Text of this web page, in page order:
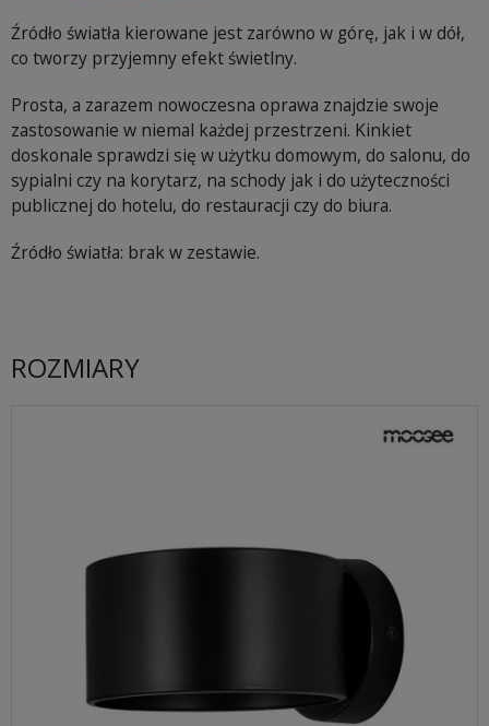
Źródło światła kierowane jest zarówno w górę, jak i w dół,
co tworzy przyjemny efekt świetlny.
Prosta, a zarazem nowoczesna oprawa znajdzie swoje
zastosowanie w niemal każdej przestrzeni. Kinkiet
doskonale sprawdzi się w użytku domowym, do salonu, do
sypialni czy na korytarz, na schody jak i do użyteczności
publicznej do hotelu, do restauracji czy do biura.
Źródło światła: brak w zestawie.
ROZMIARY